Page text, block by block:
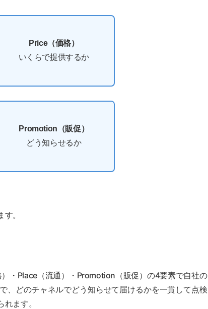
Price（価格）
いくらで提供するか
Promotion（販促）
どう知らせるか
。
・Place（流通）・Promotion（販促）の4要素で自社の
、どのチャネルでどう知らせて届けるかを一貫して点検
ます。